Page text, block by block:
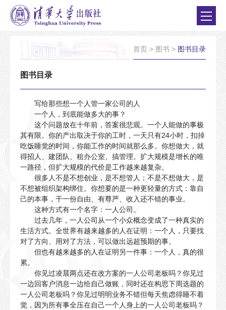
首页 > 图书 > 图书目录
图书目录
写给那些想一个人管一家公司的人
一个人，到底能做多大的事？
这个问题放在十年前，答案很悲观。一个人能做的事极
其有限。你的产出取决于你的工时，一天只有24小时，扣掉
吃饭睡觉的时间，你能工作的时间就那么多。你想做大，就
得招人、建团队、租办公室、搞管理。扩大规模是增长的唯
一路径，但扩大规模的代价是工作越来越复杂。
很多人不是不想创业，是不想管人；不是不想做大，是
不想被组织架构绑住。你想要的是一种更轻量的方式：靠自
己的本事，干一份自由、有尊严、收入还不错的事业。
这种方式有一个名字：一人公司。
过去几年，一人公司从一个小众概念变成了一种真实的
生活方式。全世界有越来越多的人在证明：一个人，只要找
对了方向、用对了方法，可以做出远超预期的事。
但也有越来越多的人在证明另一件事：一个人，真的很
累。
你见过凌晨两点还在改方案的一人公司老板吗？你见过
一边回客户消息一边给自己做账，同时还在构思下周选题的
一人公司老板吗？你见过明明业务不错但每天焦虑得睡不着
觉，因为所有事全压在自己一个人身上的一人公司老板吗？